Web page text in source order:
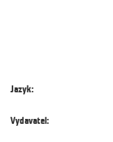
Jazyk:
Vydavatel: